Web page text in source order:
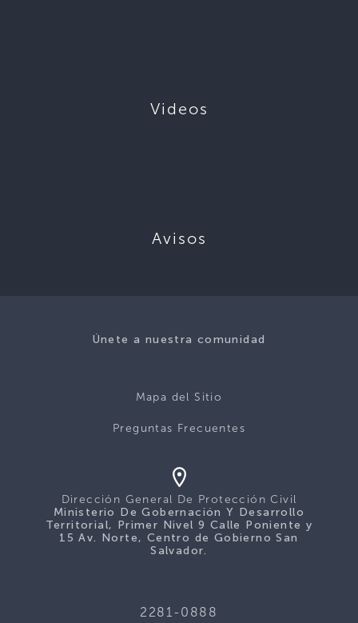
Videos
Avisos
Únete a nuestra comunidad
Mapa del Sitio
Preguntas Frecuentes
Dirección General De Protección Civil
Ministerio De Gobernación Y Desarrollo
Territorial, Primer Nivel 9 Calle Poniente y
15 Av. Norte, Centro de Gobierno San
Salvador.
2281-0888